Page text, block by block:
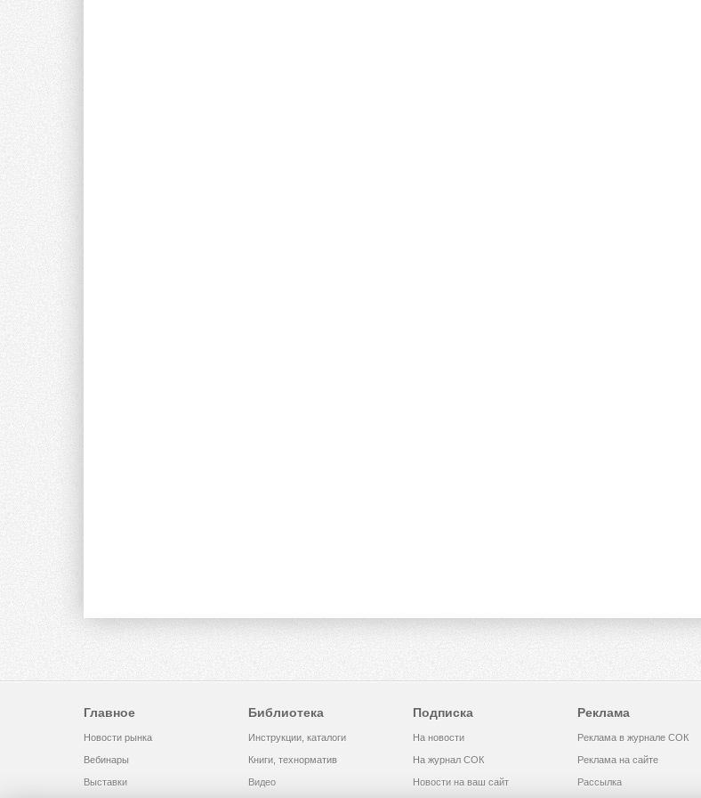
Главное
Новости рынка
Вебинары
Выставки
Библиотека
Инструкции, каталоги
Книги, технорматив
Видео
Подписка
На новости
На журнал СОК
Новости на ваш сайт
Реклама
Реклама в журнале СОК
Реклама на сайте
Рассылка